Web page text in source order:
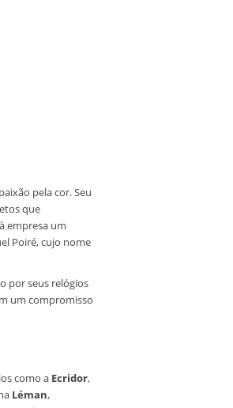
pela cor. Seu
que
empresa um
Poiré, cujo nome
por seus relógios
um compromisso
como a Ecridor,
Léman,